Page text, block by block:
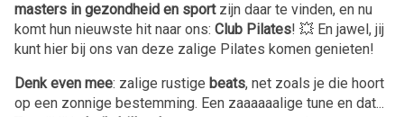
masters in gezondheid en sport zijn daar te vinden, en nu
komt hun nieuwste hit naar ons: Club Pilates! 💥 En jawel, jij
kunt hier bij ons van deze zalige Pilates komen genieten!
Denk even mee: zalige rustige beats, net zoals je die hoort
op een zonnige bestemming. Een zaaaaaalige tune en dat...